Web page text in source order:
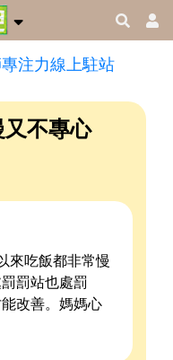
注力線上駐站
又不專心
來吃飯都非常慢
罰站也處罰
改善。媽媽心